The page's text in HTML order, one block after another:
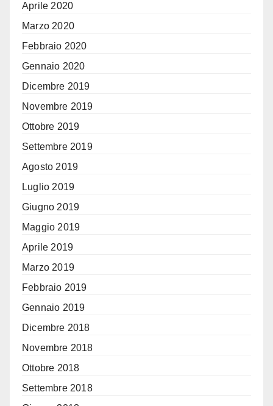
Aprile 2020
Marzo 2020
Febbraio 2020
Gennaio 2020
Dicembre 2019
Novembre 2019
Ottobre 2019
Settembre 2019
Agosto 2019
Luglio 2019
Giugno 2019
Maggio 2019
Aprile 2019
Marzo 2019
Febbraio 2019
Gennaio 2019
Dicembre 2018
Novembre 2018
Ottobre 2018
Settembre 2018